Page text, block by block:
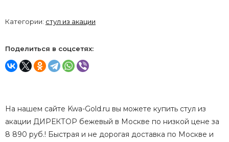
Категории: стул из акации
Поделиться в соцсетях:
На нашем сайте Kwa-Gold.ru вы можете купить стул из
акации ДИРЕКТОР бежевый в Москве по низкой цене за
8 890 руб.! Быстрая и не дорогая доставка по Москве и